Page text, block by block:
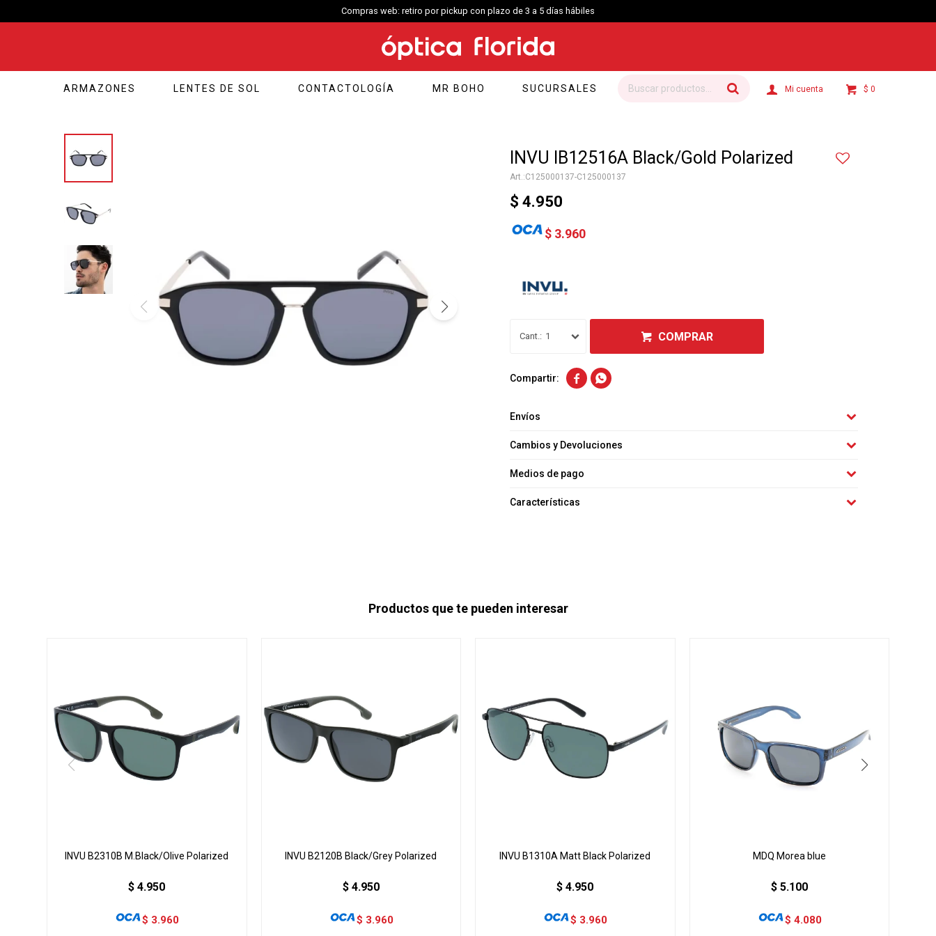
Compras web: retiro por pickup con plazo de 3 a 5 días hábiles
ARMAZONES LENTES DE SOL CONTACTOLOGÍA MR BOHO SUCURSALES $ 0
INVU IB12516A Black/Gold Polarized
C125000137-C125000137
$ 4.950
$ 3.960
1 COMPRAR
 
Envíos
Cambios y Devoluciones
Medios de pago
Características
Productos que te pueden interesar
INVU B2310B M.Black/Olive Polarized
$ 4.950
$ 3.960
INVU B2120B Black/Grey Polarized
$ 4.950
$ 3.960
INVU B1310A Matt Black Polarized
$ 4.950
$ 3.960
MDQ Morea blue
$ 5.100
$ 4.080